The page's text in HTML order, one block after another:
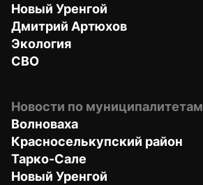
Новый Уренгой
Дмитрий Артюхов
Экология
СВО
Новости по муниципалитетам
Волноваха
Красноселькупский район
Тарко-Сале
Новый Уренгой